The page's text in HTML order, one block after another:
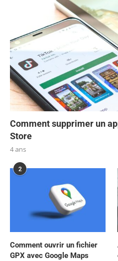
Comment supprimer un
Store
4 ans
2
Comment ouvrir un fichier
GPX avec Google Maps